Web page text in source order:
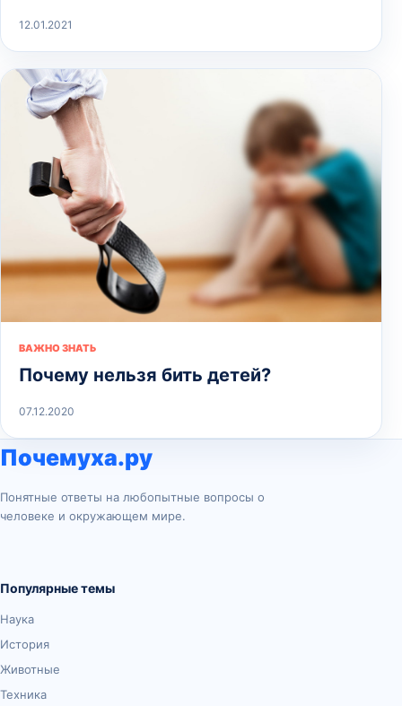
12.01.2021
ВАЖНО ЗНАТЬ
Почему нельзя бить детей?
07.12.2020
Почемуха.ру
Понятные ответы на любопытные вопросы о
человеке и окружающем мире.
Популярные темы
Наука
История
Животные
Техника